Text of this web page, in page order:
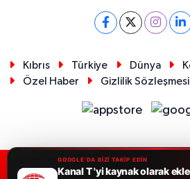
Kıbrıs Türkiye Dünya
Özel Haber
Gizlilik Sözleşmesi
RSS Copyright © 2026.
GOOGLE'DA BİZİ TAKİP EDİN
Kanal T 'yi kaynak olarak